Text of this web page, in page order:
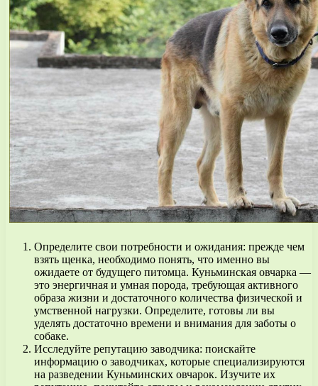
Определите свои потребности и ожидания: прежде чем
взять щенка, необходимо понять, что именно вы
ожидаете от будущего питомца. Куньминская овчарка —
это энергичная и умная порода, требующая активного
образа жизни и достаточного количества физической и
умственной нагрузки. Определите, готовы ли вы
уделять достаточно времени и внимания для заботы о
собаке.
Исследуйте репутацию заводчика: поискайте
информацию о заводчиках, которые специализируются
на разведении Куньминских овчарок. Изучите их